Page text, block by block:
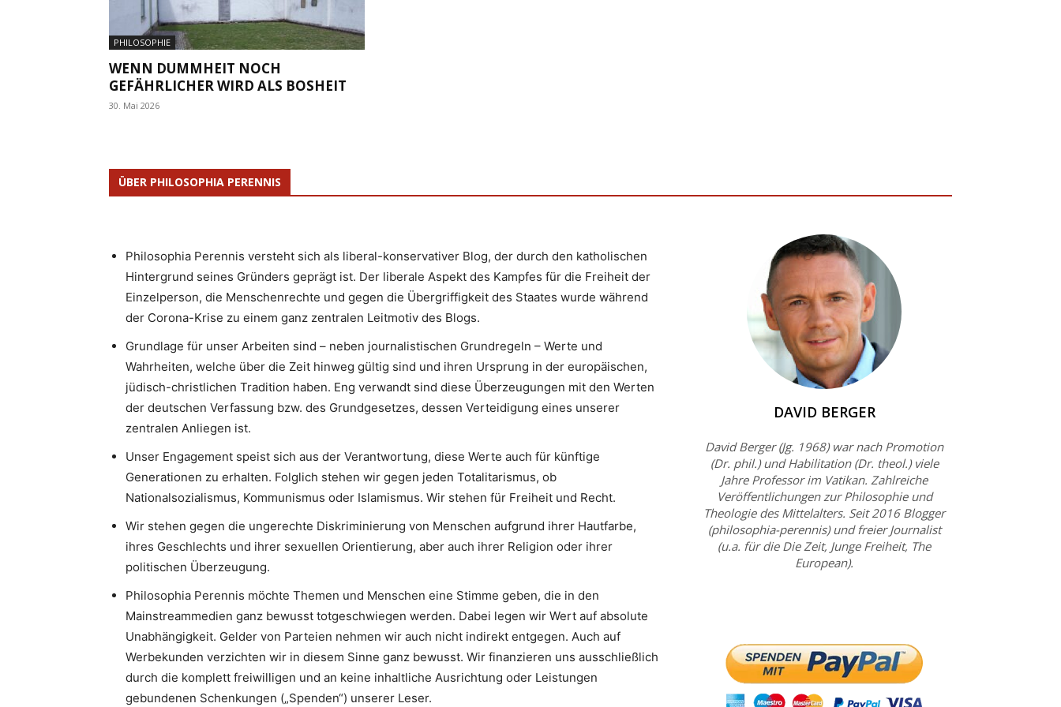
PHILOSOPHIE
WENN DUMMHEIT NOCH
GEFÄHRLICHER WIRD ALS BOSHEIT
30. Mai 2026
ÜBER PHILOSOPHIA PERENNIS
Philosophia Perennis versteht sich als liberal-konservativer Blog, der durch den katholischen
Hintergrund seines Gründers geprägt ist. Der liberale Aspekt des Kampfes für die Freiheit der
Einzelperson, die Menschenrechte und gegen die Übergriffigkeit des Staates wurde während
der Corona-Krise zu einem ganz zentralen Leitmotiv des Blogs.
Grundlage für unser Arbeiten sind – neben journalistischen Grundregeln – Werte und
Wahrheiten, welche über die Zeit hinweg gültig sind und ihren Ursprung in der europäischen,
jüdisch-christlichen Tradition haben. Eng verwandt sind diese Überzeugungen mit den Werten
der deutschen Verfassung bzw. des Grundgesetzes, dessen Verteidigung eines unserer
zentralen Anliegen ist.
Unser Engagement speist sich aus der Verantwortung, diese Werte auch für künftige
Generationen zu erhalten. Folglich stehen wir gegen jeden Totalitarismus, ob
Nationalsozialismus, Kommunismus oder Islamismus. Wir stehen für Freiheit und Recht.
Wir stehen gegen die ungerechte Diskriminierung von Menschen aufgrund ihrer Hautfarbe,
ihres Geschlechts und ihrer sexuellen Orientierung, aber auch ihrer Religion oder ihrer
politischen Überzeugung.
Philosophia Perennis möchte Themen und Menschen eine Stimme geben, die in den
Mainstreammedien ganz bewusst totgeschwiegen werden. Dabei legen wir Wert auf absolute
Unabhängigkeit. Gelder von Parteien nehmen wir auch nicht indirekt entgegen. Auch auf
Werbekunden verzichten wir in diesem Sinne ganz bewusst. Wir finanzieren uns ausschließlich
durch die komplett freiwilligen und an keine inhaltliche Ausrichtung oder Leistungen
gebundenen Schenkungen („Spenden“) unserer Leser.
DAVID BERGER
David Berger (Jg. 1968) war nach Promotion
(Dr. phil.) und Habilitation (Dr. theol.) viele
Jahre Professor im Vatikan. Zahlreiche
Veröffentlichungen zur Philosophie und
Theologie des Mittelalters. Seit 2016 Blogger
(philosophia-perennis) und freier Journalist
(u.a. für die Die Zeit, Junge Freiheit, The
European).